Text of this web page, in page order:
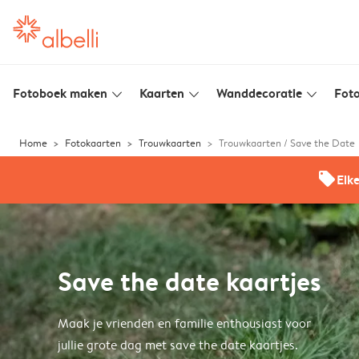
Fotoboek maken slim_arrow_down Kaarten slim_arrow_down Wanddecoratie slim_arrow_down
Home Fotokaarten Trouwkaarten Trouwkaarten / Save the Date
offers
Save the date kaartjes
Maak je vrienden en familie enthousiast voor
jullie grote dag met save the date kaartjes.